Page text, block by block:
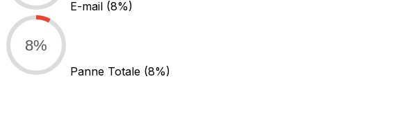
E-mail (8%)
8%
Panne Totale (8%)